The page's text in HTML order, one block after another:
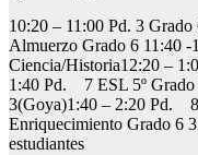
10:20 – 11:00 Pd. 3
Almuerzo Grado 6 11:40 -
Ciencia/Historia12:20 –
1:40 Pd. 7 ESL 5º Grado
3(Goya)1:40 – 2:20 Pd. 8
Enriquecimiento Grado 6
estudiantes